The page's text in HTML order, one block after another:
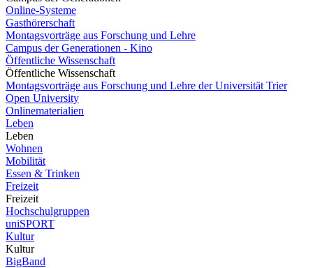
Online-Systeme
Gasthörerschaft
Montagsvorträge aus Forschung und Lehre
Campus der Generationen - Kino
Öffentliche Wissenschaft
Öffentliche Wissenschaft
Montagsvorträge aus Forschung und Lehre der Universität Trier
Open University
Onlinematerialien
Leben
Leben
Wohnen
Mobilität
Essen & Trinken
Freizeit
Freizeit
Hochschulgruppen
uniSPORT
Kultur
Kultur
BigBand